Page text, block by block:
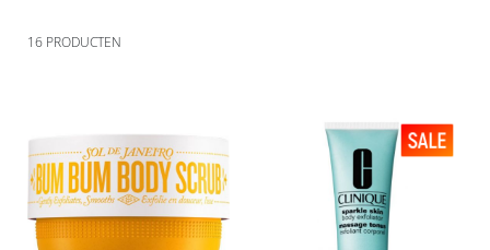
16 PRODUCTEN
Voeg
toe
aan
verlanglijst
Voeg
verlanglijst